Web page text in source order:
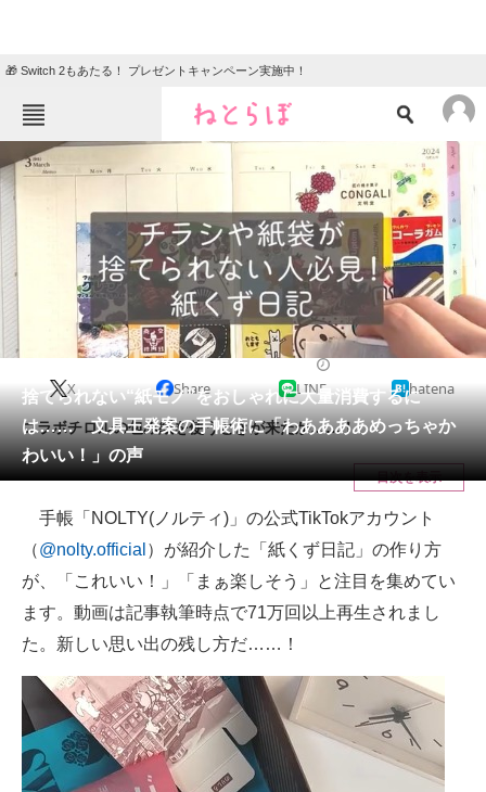
🎁 Switch 2もあたる！ プレゼントキャンペーン実施中！
ねとらぼメニュー
TOP
クイズ
地域
教育・育児
動物 リサーチ
会員記事
メディア
注目記事を集めた総合ページ
ITの今と未来を見通す
スマホと通信の最新トレンド
進化するPCとデバイスの未来
ビジネスと働き方のヒント
AI活用のいまが分かる
捨てられない“紙モノ”をおしゃれに大量消費するに
は…… 文具王発案の手帳術に「わああああめっちゃか
わいい！」の声
X Share LINE hatena
コラボチロルの包み紙を使うときが来たか……！
目次を表示
手帳「NOLTY(ノルティ)」の公式TikTokアカウント
（@nolty.official ）が紹介した「紙くず日記」の作り方
が、「これいい！」「まぁ楽しそう」と注目を集めてい
ます。動画は記事執筆時点で71万回以上再生されまし
た。新しい思い出の残し方だ……！